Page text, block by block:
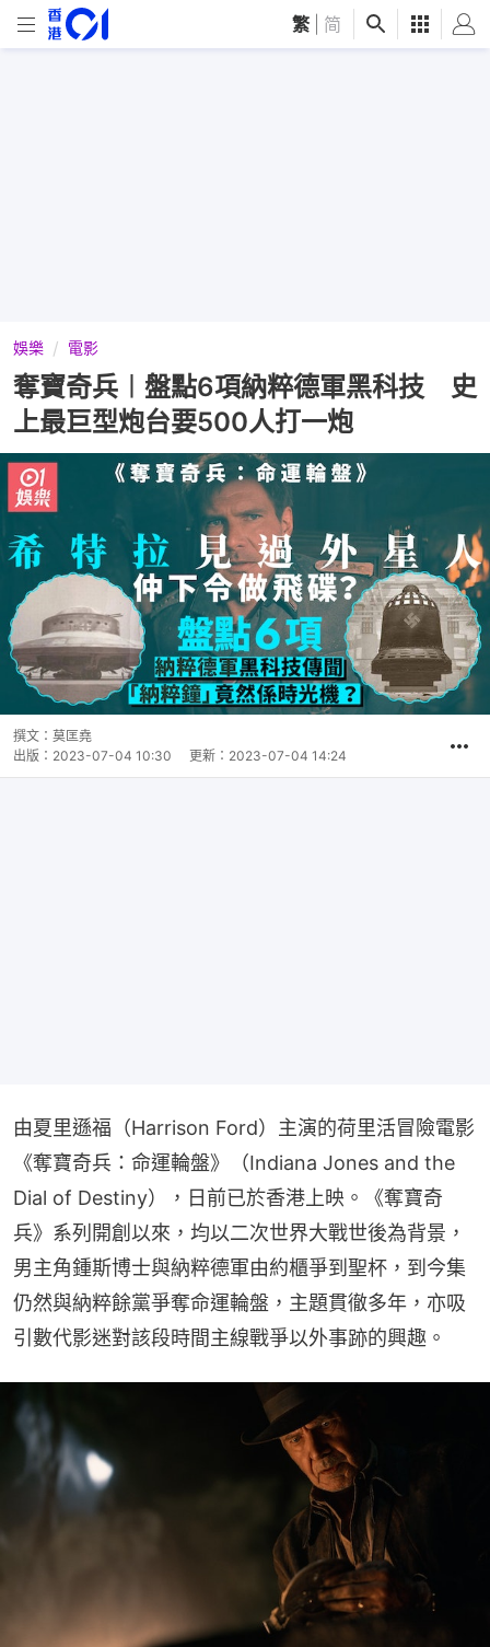
繁 简
娛樂 電影
奪寶奇兵︱盤點6項納粹德軍黑科技 史
上最巨型炮台要500人打一炮
撰文： 莫匡堯
出版： 2023-07-04 10:30 更新： 2023-07-04 14:24
由夏里遜福（Harrison Ford）主演的荷里活冒險電影
《奪寶奇兵：命運輪盤》（Indiana Jones and the
Dial of Destiny），日前已於香港上映。《奪寶奇
兵》系列開創以來，均以二次世界大戰世後為背景，
男主角鍾斯博士與納粹德軍由約櫃爭到聖杯，到今集
仍然與納粹餘黨爭奪命運輪盤，主題貫徹多年，亦吸
引數代影迷對該段時間主線戰爭以外事跡的興趣。